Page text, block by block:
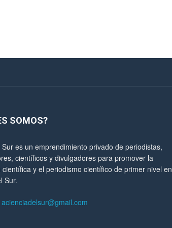
SOMOS?
es un emprendimiento privado de periodistas,
científicos y divulgadores para promover la
científica y el periodismo científico de primer nivel en
Sur.
acienciadelsur@gmail.com